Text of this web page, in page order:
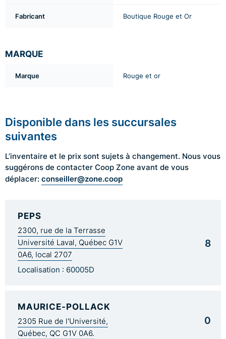
Fabricant Boutique Rouge et Or
MARQUE
Marque Rouge et or
Disponible dans les succursales
suivantes
L’inventaire et le prix sont sujets à changement. Nous vous
suggérons de contacter Coop Zone avant de vous
déplacer: conseiller@zone.coop
PEPS
2300, rue de la Terrasse
Université Laval, Québec G1V
0A6, local 2707
Localisation : 60005D
8
MAURICE-POLLACK
2305 Rue de l'Université,
Québec, QC G1V 0A6.
0